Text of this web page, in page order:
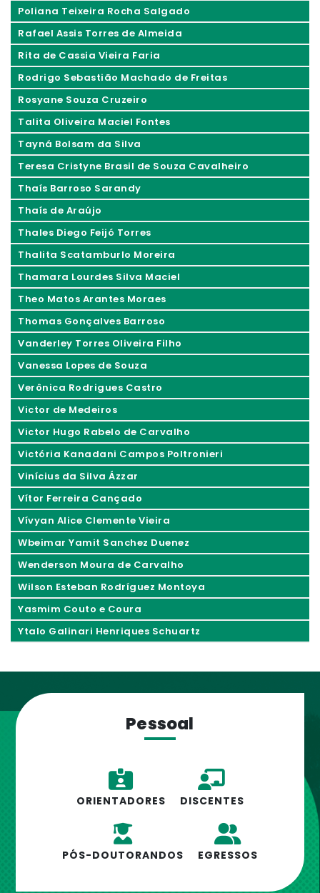
Poliana Teixeira Rocha Salgado
Rafael Assis Torres de Almeida
Rita de Cassia Vieira Faria
Rodrigo Sebastião Machado de Freitas
Rosyane Souza Cruzeiro
Talita Oliveira Maciel Fontes
Tayná Bolsam da Silva
Teresa Cristyne Brasil de Souza Cavalheiro
Thaís Barroso Sarandy
Thaís de Araújo
Thales Diego Feijó Torres
Thalita Scatamburlo Moreira
Thamara Lourdes Silva Maciel
Theo Matos Arantes Moraes
Thomas Gonçalves Barroso
Vanderley Torres Oliveira Filho
Vanessa Lopes de Souza
Verônica Rodrigues Castro
Victor de Medeiros
Victor Hugo Rabelo de Carvalho
Victória Kanadani Campos Poltronieri
Vinícius da Silva Ázzar
Vítor Ferreira Cançado
Vívyan Alice Clemente Vieira
Wbeimar Yamit Sanchez Duenez
Wenderson Moura de Carvalho
Wilson Esteban Rodríguez Montoya
Yasmim Couto e Coura
Ytalo Galinari Henriques Schuartz
Pessoal
ORIENTADORES DISCENTES
PÓS-DOUTORANDOS EGRESSOS